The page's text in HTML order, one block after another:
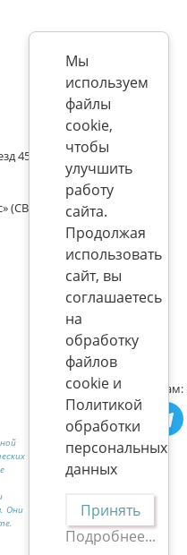
4536 владение 8, стр.10
(СВК)
Присоединяйтесь к нам:
Они
Мы
используем
файлы
cookie,
чтобы
улучшить
работу
сайта.
Продолжая
использовать
сайт, вы
соглашаетесь
на
обработку
файлов
cookie и
Политикой
обработки
персональных
данных
Принять
Подробнее...